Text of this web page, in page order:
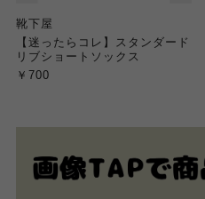
靴下屋
【迷ったらコレ】スタンダード
リブショートソックス
￥700